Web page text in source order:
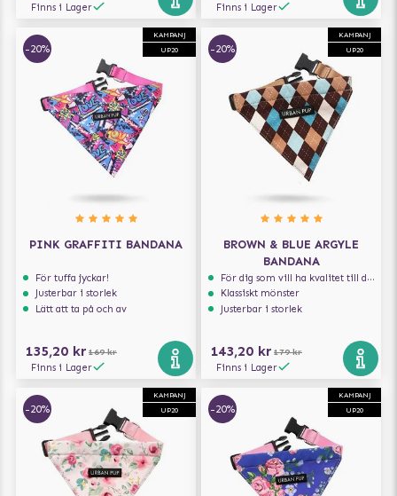
Finns i Lager Finns i Lager
KAMPANJ
UP20
-20%
PINK GRAFFITI BANDANA
För tuffa jyckar!
Justerbar i storlek
Lätt att ta på och av
135,20 kr 169 kr
Finns i Lager
KAMPANJ
UP20
-20%
BROWN & BLUE ARGYLE
BANDANA
För dig som vill ha kvalitet till din hund!
Klassiskt mönster
Justerbar i storlek
143,20 kr 179 kr
Finns i Lager
KAMPANJ
UP20
-20%
KAMPANJ
UP20
-20%